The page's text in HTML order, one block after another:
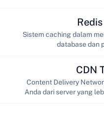
Sistem caching dalam
database dan
CDN
Content Delivery
Anda dari server yang